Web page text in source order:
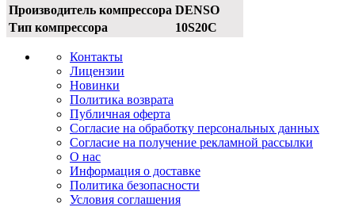
Производитель компрессора DENSO
Тип компрессора
10S20C
Контакты
Лицензии
Новинки
Политика возврата
Публичная оферта
Согласие на обработку персональных данных
Согласие на получение рекламной рассылки
О нас
Информация о доставке
Политика безопасности
Условия соглашения